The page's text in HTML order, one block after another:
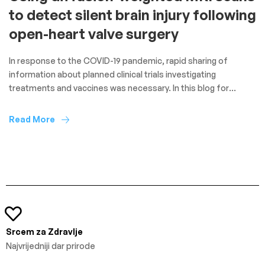
to detect silent brain injury following
open-heart valve surgery
In response to the COVID-19 pandemic, rapid sharing of
information about planned clinical trials investigating
treatments and vaccines was necessary. In this blog for
protocols of COVID-19 randomised trials through the BMC
Read More
Srcem za Zdravlje
Najvrijedniji dar prirode